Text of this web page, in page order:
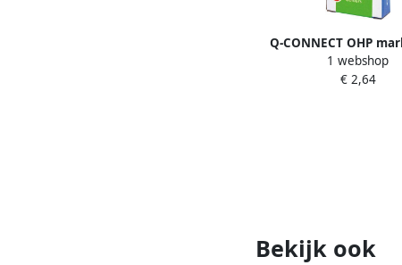
Q-CONNECT OHP
permanent fijn set van
geassorteerde
1 webshop
€ 2,64
Bekijk ook